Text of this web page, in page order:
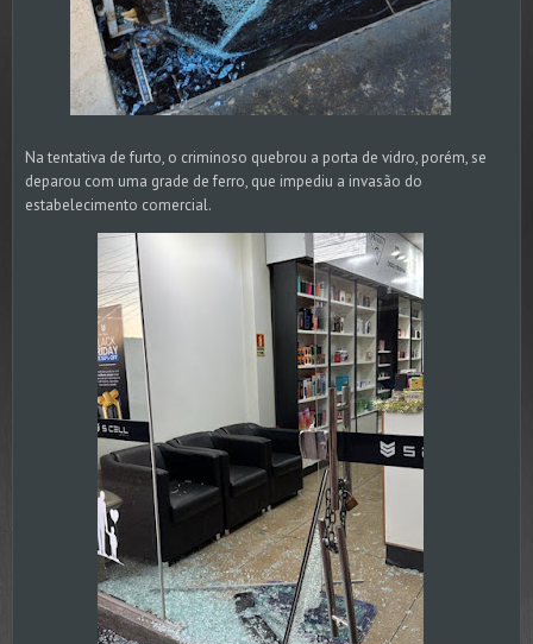
Na tentativa de furto, o criminoso quebrou a porta de vidro, porém, se
deparou com uma grade de ferro, que impediu a invasão do
estabelecimento comercial.